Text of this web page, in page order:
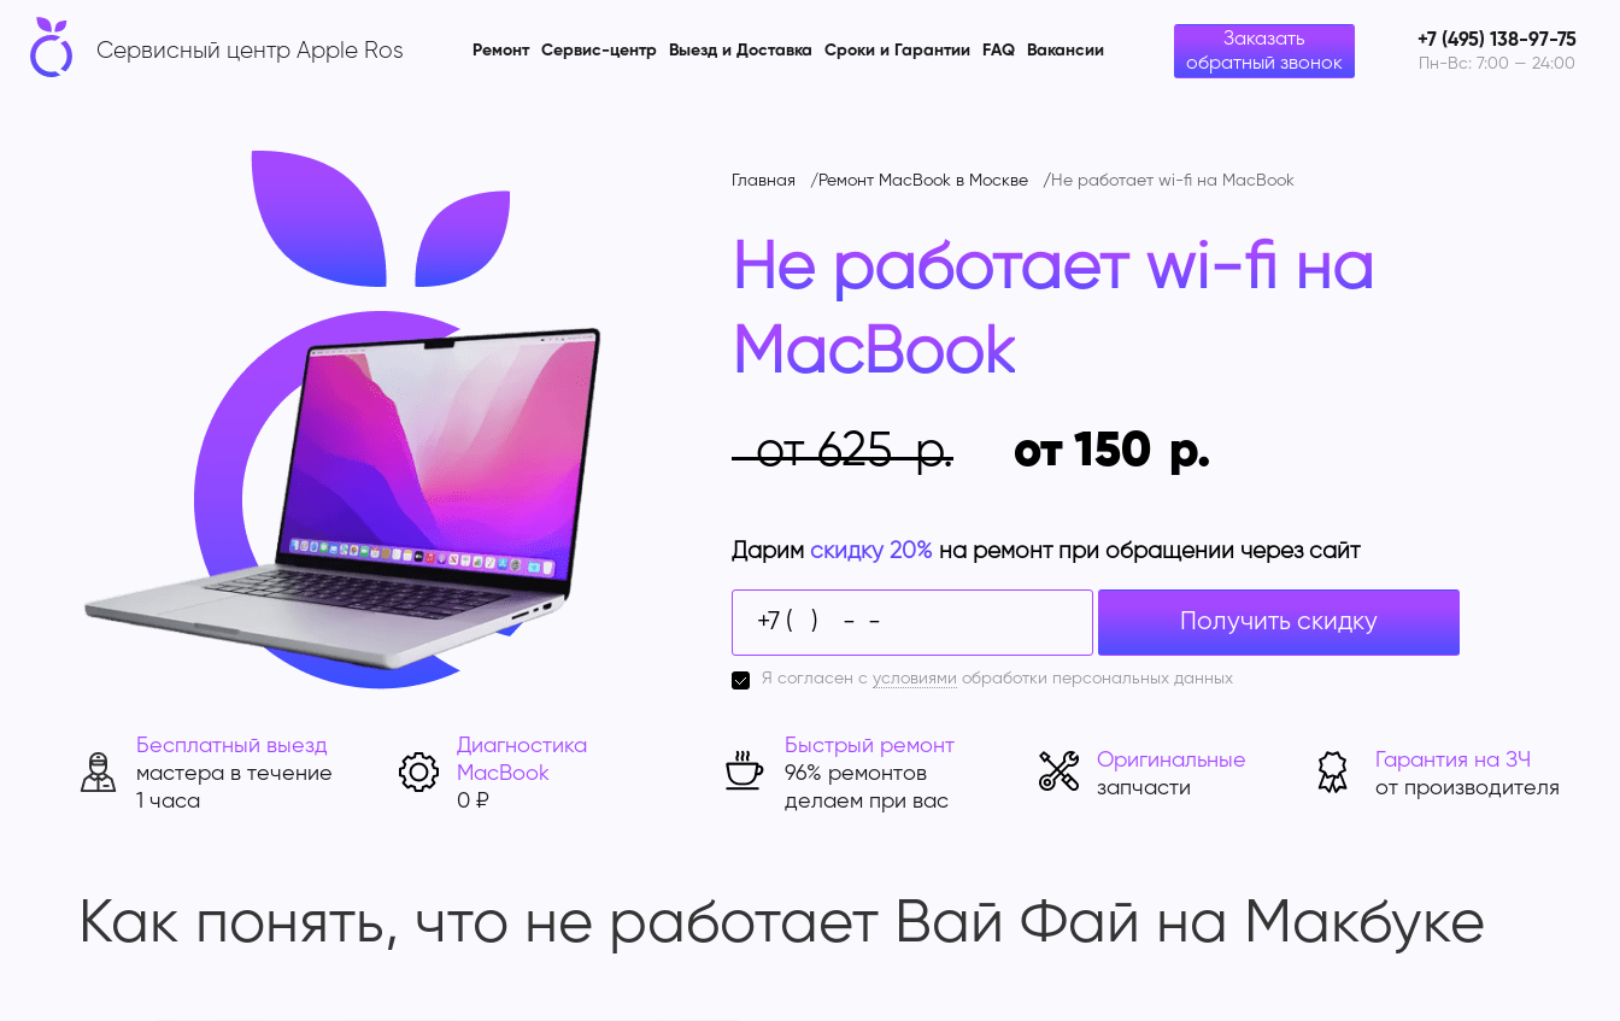
Сервисный центр Apple Ros Ремонт Сервис-центр Выезд и Доставка Сроки и Гарантии FAQ Вакансии
Заказать
обратный звонок
+7 (495) 138-97-75
Пн-Вс: 7:00 — 24:00
Главная Ремонт MacBook в Москве Не работает wi-fi на MacBook
Не работает wi-fi на
MacBook
от 625 от 150
Дарим скидку 20% на ремонт при обращении через сайт
Получить скидку
Я согласен с условиями обработки персональных данных
Бесплатный выезд
мастера в течение
1 часа
Диагностика
MacBook
0 ₽
Быстрый ремонт
96% ремонтов
делаем при вас
Оригинальные
запчасти
Гарантия на ЗЧ
от производителя
Как понять, что не работает Вай Фай на Макбуке